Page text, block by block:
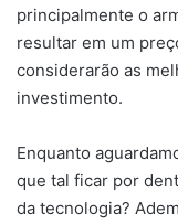
principalmente o
resultar em um
considerarão as
investimento.
Enquanto
que tal ficar por
da tecnologia?